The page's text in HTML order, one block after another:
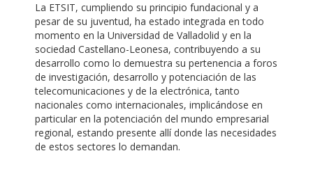
La ETSIT, cumpliendo su principio fundacional y a
pesar de su juventud, ha estado integrada en todo
momento en la Universidad de Valladolid y en la
sociedad Castellano-Leonesa, contribuyendo a su
desarrollo como lo demuestra su pertenencia a foros
de investigación, desarrollo y potenciación de las
telecomunicaciones y de la electrónica, tanto
nacionales como internacionales, implicándose en
particular en la potenciación del mundo empresarial
regional, estando presente allí donde las necesidades
de estos sectores lo demandan.